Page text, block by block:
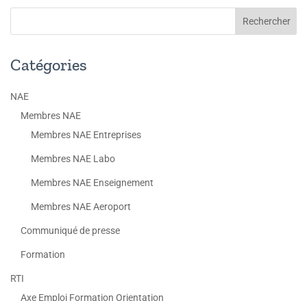
Catégories
NAE
Membres NAE
Membres NAE Entreprises
Membres NAE Labo
Membres NAE Enseignement
Membres NAE Aeroport
Communiqué de presse
Formation
RTI
Axe Emploi Formation Orientation